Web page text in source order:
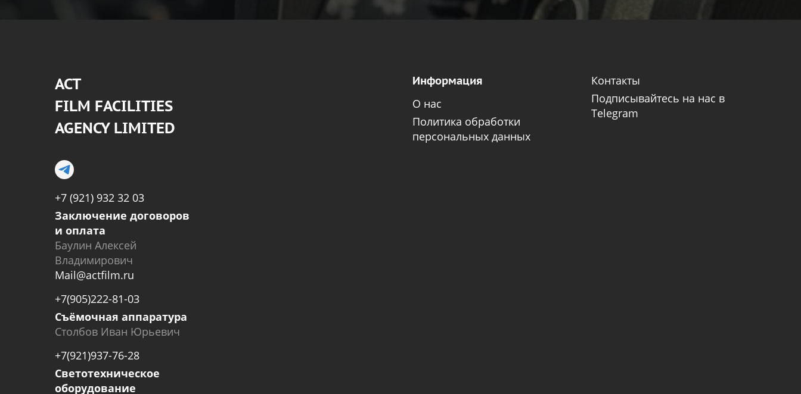
АСТ
FILM FACILITIES
AGENCY LIMITED
+7 (921) 932 32 03
Заключение договоров
и оплата
Баулин Алексей
Владимирович
Mail@actfilm.ru
+7(905)222-81-03
Съёмочная аппаратура
Столбов Иван Юрьевич
+7(921)937-76-28
Светотехническое
оборудование
Информация
О нас
Политика обработки
персональных данных
Контакты
Подписывайтесь на нас в
Telegram